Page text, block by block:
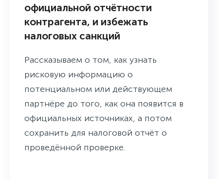
официальной отчётности
контрагента, и избежать
налоговых санкций
Рассказываем о том, как узнать
рисковую информацию о
потенциальном или действующем
партнёре до того, как она появится в
официальных источниках, а потом
сохранить для налоговой отчёт о
проведённой проверке.